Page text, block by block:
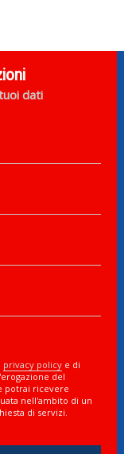
dati
privacy policy e di
del
potrai ricevere
nell'ambito di un
di servizi.